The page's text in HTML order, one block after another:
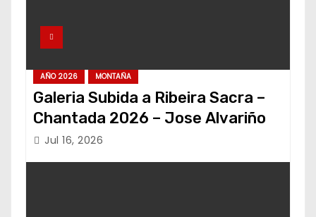
AÑO 2026 MONTAÑA
Galeria Subida a Ribeira Sacra –
Chantada 2026 – Jose Alvariño
Jul 16, 2026